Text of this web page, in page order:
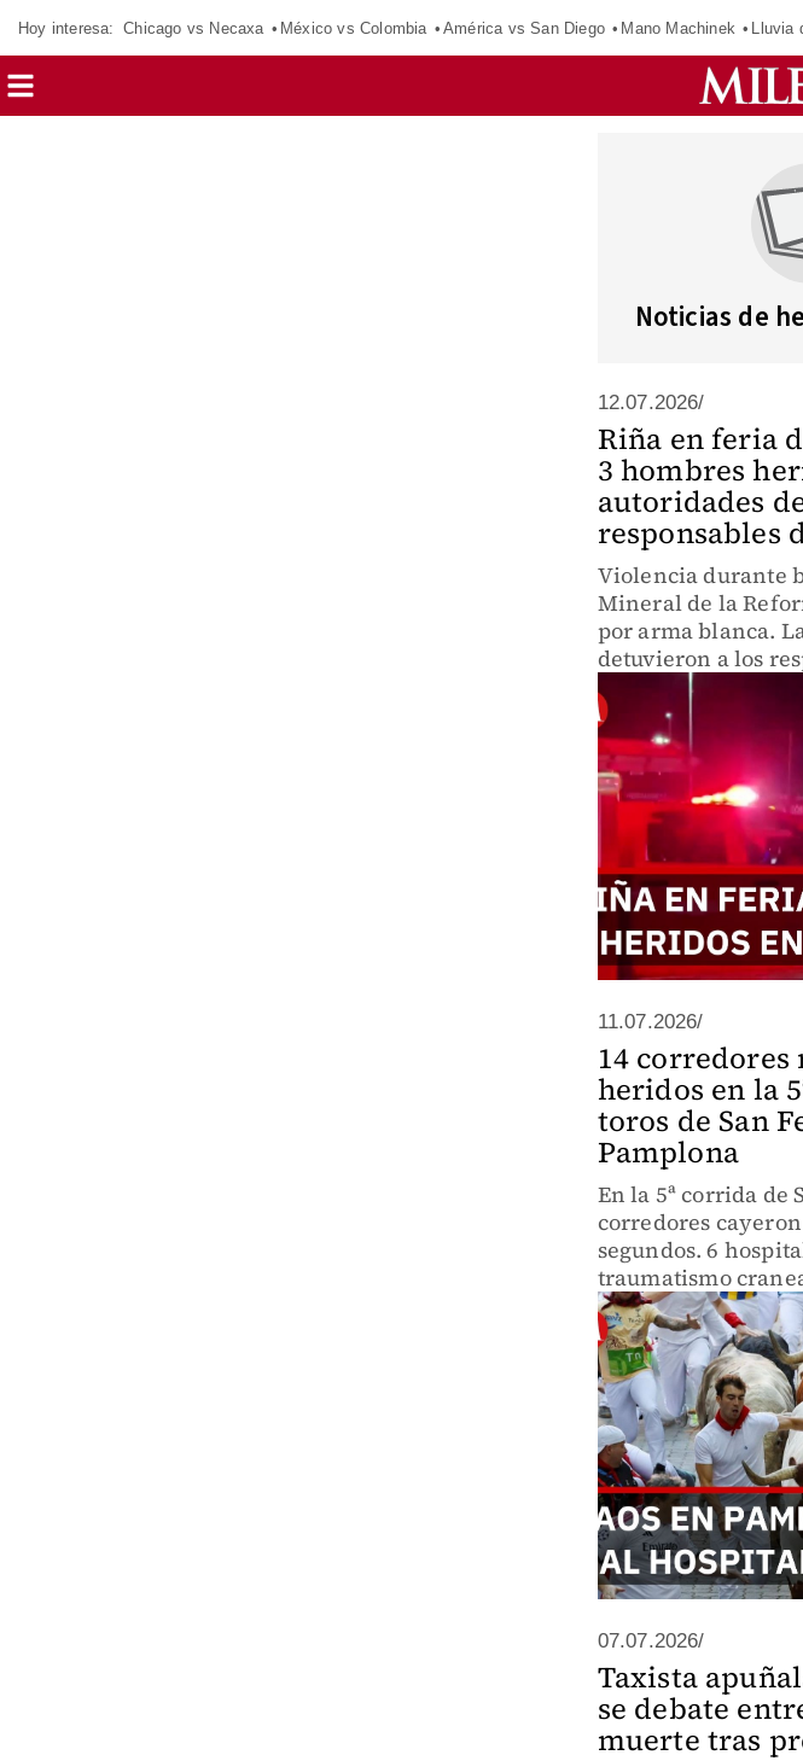
Hoy interesa: Chicago vs Necaxa México vs Colombia América vs San Diego Mano Machinek Lluvia
Noticias de
12.07.2026/
Riña en feria
3 hombres
autoridades
responsables
Violencia durante
Mineral de la
por arma blanca.
detuvieron a los
cancelaron más
realmente en la
Hidalgo?
11.07.2026/
14
heridos en la
toros de San
Pamplona
En la 5ª corrida de
corredores
segundos. 6
traumatismo
Las calles
en trampa mortal
avanzaron sin
07.07.2026/
Taxista
se debate
muerte tras